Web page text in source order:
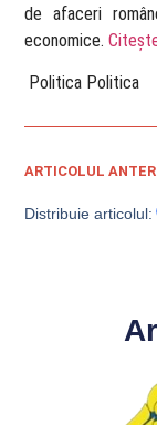
de afaceri
economice.
​ Politica Politica
ARTICOLUL
Distribuie articolul: